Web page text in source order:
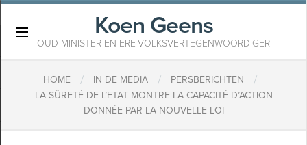
Koen Geens
OUD-MINISTER EN ERE-VOLKSVERTEGENWOORDIGER
HOME / IN DE MEDIA / PERSBERICHTEN /
LA SÛRETÉ DE L’ETAT MONTRE LA CAPACITÉ D’ACTION
DONNÉE PAR LA NOUVELLE LOI